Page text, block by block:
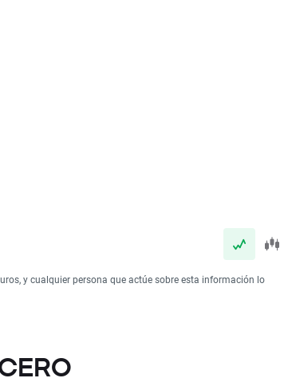
y cualquier persona que actúe sobre esta información lo